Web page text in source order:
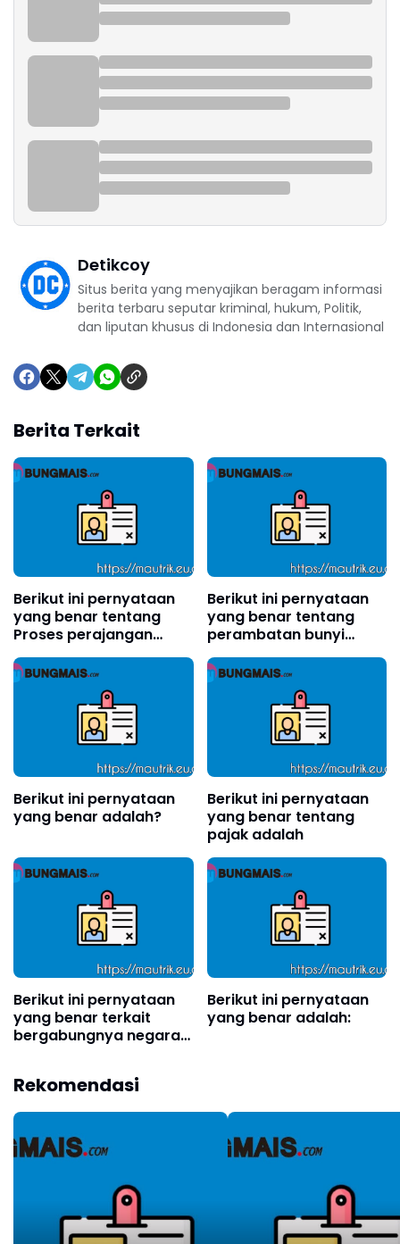
Detikcoy
Situs berita yang menyajikan beragam informasi
berita terbaru seputar kriminal, hukum, Politik,
dan liputan khusus di Indonesia dan Internasional
Berita Terkait
Berikut ini pernyataan
yang benar tentang
Proses perajangan
pada pembuatan
simplisia yaitu?
Berikut ini pernyataan
yang benar tentang
perambatan bunyi
adalah . . . .(boleh pilih
lebih dari satu)?
Berikut ini pernyataan
yang benar adalah?
Berikut ini pernyataan
yang benar tentang
pajak adalah
Berikut ini pernyataan
yang benar terkait
bergabungnya negara-
adalah?
Berikut ini pernyataan
yang benar adalah:
Rekomendasi